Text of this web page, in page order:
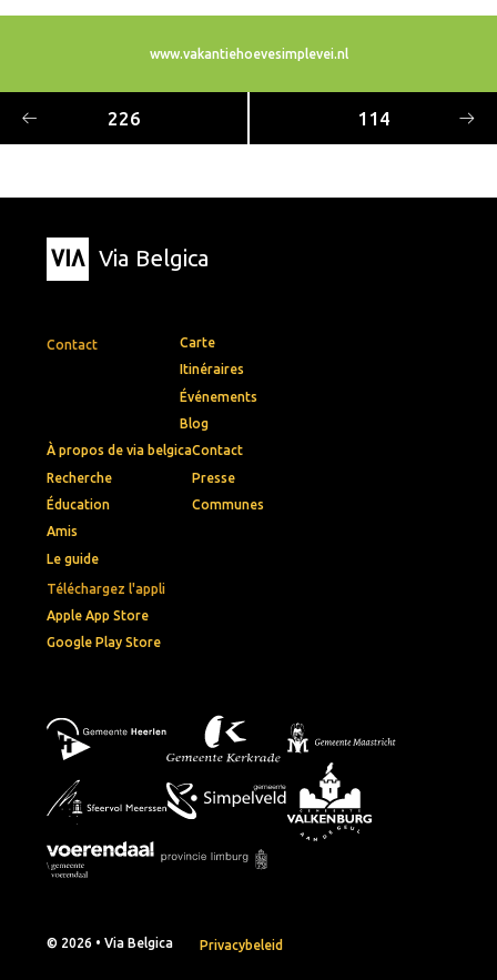
www.vakantiehoevesimplevei.nl
226 114
Via Belgica
Contact
Téléchargez l'appli
Apple App Store
Google Play Store
Carte
Itinéraires
Événements
Blog
À propos de via belgica
Recherche
Éducation
Amis
Le guide
Contact
Presse
Communes
© 2026 • Via Belgica Privacybeleid